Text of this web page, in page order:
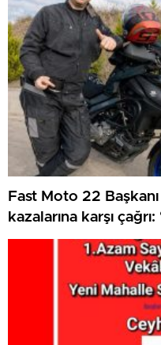
Fast Moto 22
kazalarına karşı
etmek zorundayız”